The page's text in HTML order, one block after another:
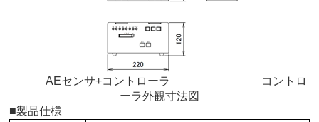
AEセンサ+コントローラ コントロ
ーラ外観寸法図
■製品仕様